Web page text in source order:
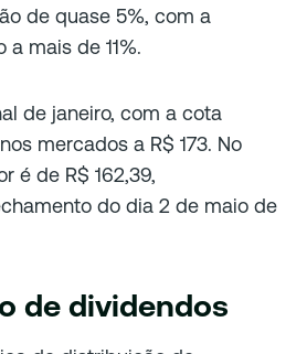
de quase 5%, com a
mais de 11%.
de janeiro, com a cota
mercados a R$ 173. No
é de R$ 162,39,
do dia 2 de maio de
de dividendos